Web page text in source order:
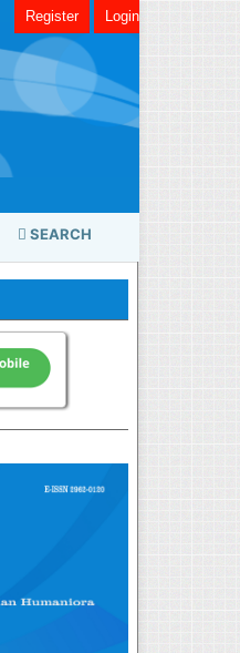
SEARCH
Register Login